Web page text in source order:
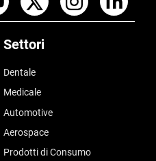
Settori
Dentale
Medicale
Automotive
Aerospace
Prodotti di Consumo